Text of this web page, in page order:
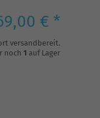
€ *
versandbereit.
noch 1 auf Lager